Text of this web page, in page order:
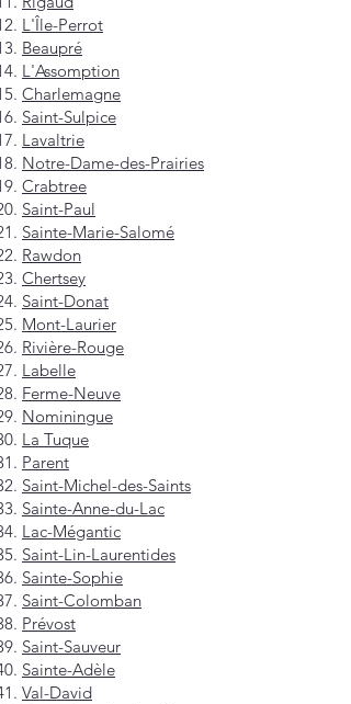
L'Île-Perrot
Beaupré
L'Assomption
Charlemagne
Saint-Sulpice
Lavaltrie
Notre-Dame-des-Prairies
Crabtree
Saint-Paul
Sainte-Marie-Salomé
Rawdon
Chertsey
Saint-Donat
Mont-Laurier
Rivière-Rouge
Labelle
Ferme-Neuve
Nominingue
La Tuque
Parent
Saint-Michel-des-Saints
Sainte-Anne-du-Lac
Lac-Mégantic
Saint-Lin-Laurentides
Sainte-Sophie
Saint-Colomban
Prévost
Saint-Sauveur
Sainte-Adèle
Val-David